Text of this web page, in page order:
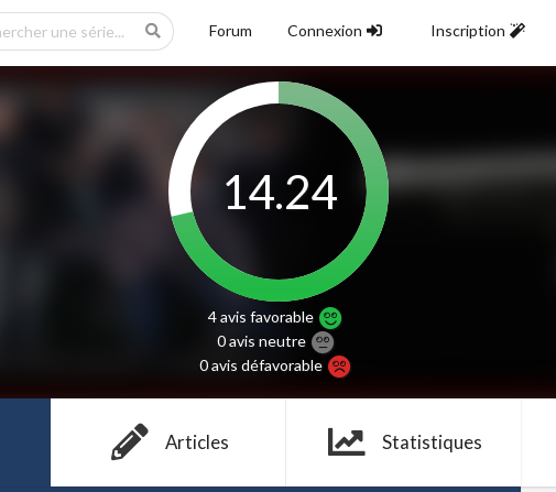
Forum Connexion Inscription
14.24
4 avisfavorable
0 avis neutre
0 avisdéfavorable
Articles Statistiques